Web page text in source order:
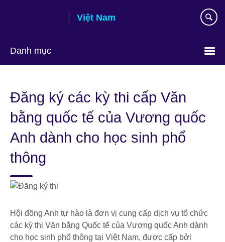
Việt Nam
Danh mục
language
Đăng ký các kỳ thi cấp Văn
bằng quốc tế của Vương quốc
Anh dành cho học sinh phổ
thông
Hội đồng Anh tự hào là đơn vị cung cấp dịch vụ tổ chức
các kỳ thi Văn bằng Quốc tế của Vương quốc Anh dành
cho học sinh phổ thông tại Việt Nam, được cấp bởi